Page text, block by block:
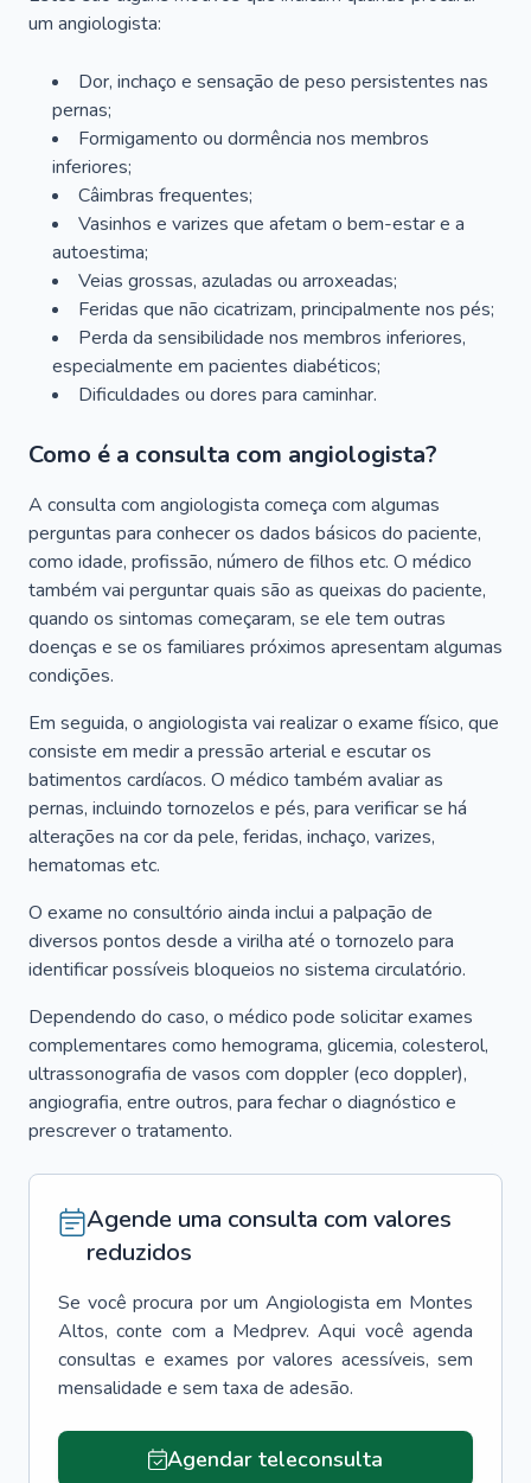
um angiologista:
Dor, inchaço e sensação de peso persistentes nas
pernas;
Formigamento ou dormência nos membros
inferiores;
Câimbras frequentes;
Vasinhos e varizes que afetam o bem-estar e a
autoestima;
Veias grossas, azuladas ou arroxeadas;
Feridas que não cicatrizam, principalmente nos pés;
Perda da sensibilidade nos membros inferiores,
especialmente em pacientes diabéticos;
Dificuldades ou dores para caminhar.
Como é a consulta com angiologista?
A consulta com angiologista começa com algumas
perguntas para conhecer os dados básicos do paciente,
como idade, profissão, número de filhos etc. O médico
também vai perguntar quais são as queixas do paciente,
quando os sintomas começaram, se ele tem outras
doenças e se os familiares próximos apresentam algumas
condições.
Em seguida, o angiologista vai realizar o exame físico, que
consiste em medir a pressão arterial e escutar os
batimentos cardíacos. O médico também avaliar as
pernas, incluindo tornozelos e pés, para verificar se há
alterações na cor da pele, feridas, inchaço, varizes,
hematomas etc.
O exame no consultório ainda inclui a palpação de
diversos pontos desde a virilha até o tornozelo para
identificar possíveis bloqueios no sistema circulatório.
Dependendo do caso, o médico pode solicitar exames
complementares como hemograma, glicemia, colesterol,
ultrassonografia de vasos com doppler (eco doppler),
angiografia, entre outros, para fechar o diagnóstico e
prescrever o tratamento.
Agende uma consulta com valores
reduzidos
Se você procura por um Angiologista em Montes
Altos, conte com a Medprev. Aqui você agenda
consultas e exames por valores acessíveis, sem
mensalidade e sem taxa de adesão.
Agendar teleconsulta